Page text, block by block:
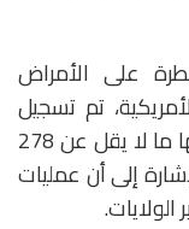
على الأمراض
، تم تسجيل
نحو 6358 حالة إصابة حتى الآن، من بينها ما لا يقل عن 278
إلى أن عمليات